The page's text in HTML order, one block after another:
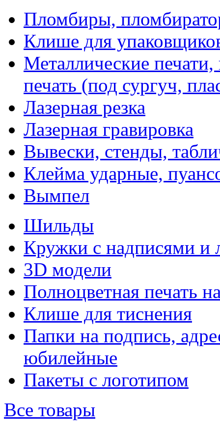
Пломбиры,
Клише для
Металлические
печать (под сургуч,
Лазерная резка
Лазерная гравировка
Вывески, стенды,
Клейма ударные,
Вымпел
Шильды
Кружки с надписями и
3D модели
Полноцветная печать
Клише для тиснения
Папки на подпись,
юбилейные
Пакеты с логотипом
Все товары